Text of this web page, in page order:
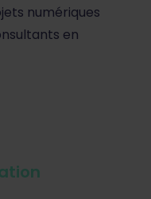
numériques
en